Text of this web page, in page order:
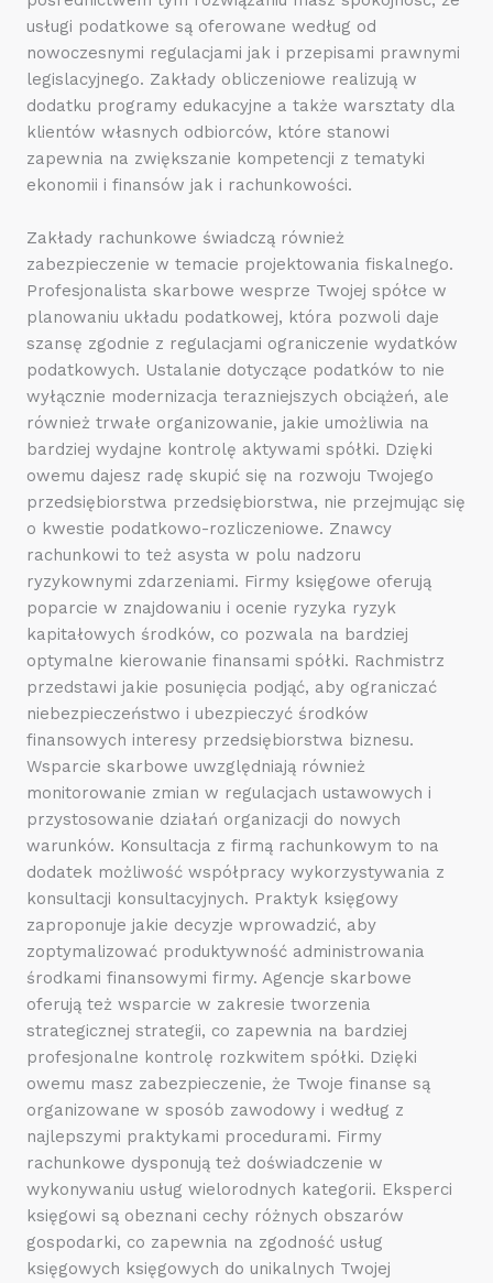
usługi podatkowe są oferowane według od
nowoczesnymi regulacjami jak i przepisami prawnymi
legislacyjnego. Zakłady obliczeniowe realizują w
dodatku programy edukacyjne a także warsztaty dla
klientów własnych odbiorców, które stanowi
zapewnia na zwiększanie kompetencji z tematyki
ekonomii i finansów jak i rachunkowości.
Zakłady rachunkowe świadczą również
zabezpieczenie w temacie projektowania fiskalnego.
Profesjonalista skarbowe wesprze Twojej spółce w
planowaniu układu podatkowej, która pozwoli daje
szansę zgodnie z regulacjami ograniczenie wydatków
podatkowych. Ustalanie dotyczące podatków to nie
wyłącznie modernizacja terazniejszych obciążeń, ale
również trwałe organizowanie, jakie umożliwia na
bardziej wydajne kontrolę aktywami spółki. Dzięki
owemu dajesz radę skupić się na rozwoju Twojego
przedsiębiorstwa przedsiębiorstwa, nie przejmując się
o kwestie podatkowo-rozliczeniowe. Znawcy
rachunkowi to też asysta w polu nadzoru
ryzykownymi zdarzeniami. Firmy księgowe oferują
poparcie w znajdowaniu i ocenie ryzyka ryzyk
kapitałowych środków, co pozwala na bardziej
optymalne kierowanie finansami spółki. Rachmistrz
przedstawi jakie posunięcia podjąć, aby ograniczać
niebezpieczeństwo i ubezpieczyć środków
finansowych interesy przedsiębiorstwa biznesu.
Wsparcie skarbowe uwzględniają również
monitorowanie zmian w regulacjach ustawowych i
przystosowanie działań organizacji do nowych
warunków. Konsultacja z firmą rachunkowym to na
dodatek możliwość współpracy wykorzystywania z
konsultacji konsultacyjnych. Praktyk księgowy
zaproponuje jakie decyzje wprowadzić, aby
zoptymalizować produktywność administrowania
środkami finansowymi firmy. Agencje skarbowe
oferują też wsparcie w zakresie tworzenia
strategicznej strategii, co zapewnia na bardziej
profesjonalne kontrolę rozkwitem spółki. Dzięki
owemu masz zabezpieczenie, że Twoje finanse są
organizowane w sposób zawodowy i według z
najlepszymi praktykami procedurami. Firmy
rachunkowe dysponują też doświadczenie w
wykonywaniu usług wielorodnych kategorii. Eksperci
księgowi są obeznani cechy różnych obszarów
gospodarki, co zapewnia na zgodność usług
księgowych księgowych do unikalnych Twojej